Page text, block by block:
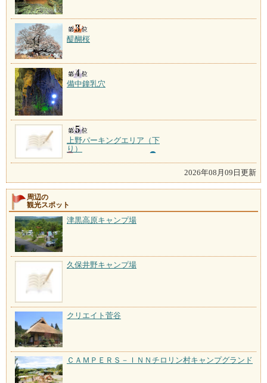
醍醐桜
備中鐘乳穴
上野パーキングエリア（下
り）
2026年08月09日更新
周辺の
観光スポット
津黒高原キャンプ場
久保井野キャンプ場
クリエイト菅谷
ＣＡＭＰＥＲＳ－ＩＮＮチロリン村キャンプグランド